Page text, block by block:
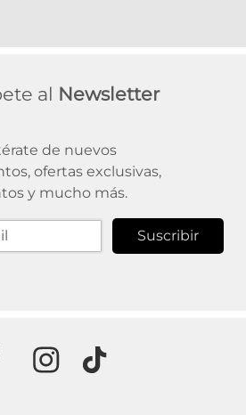
al Newsletter
de nuevos
ofertas exclusivas,
y mucho más.
Suscribir